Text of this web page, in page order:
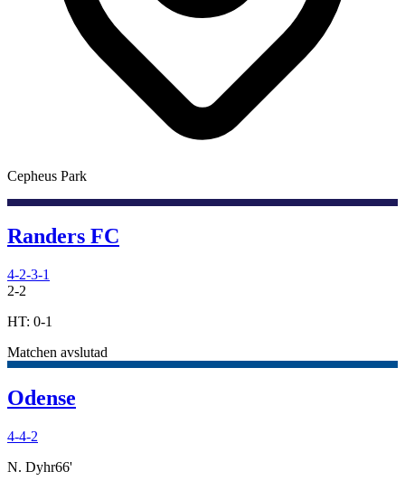
Cepheus Park
Randers FC
4-2-3-1
2-2
HT: 0-1
Matchen avslutad
Odense
4-4-2
N. Dyhr66'